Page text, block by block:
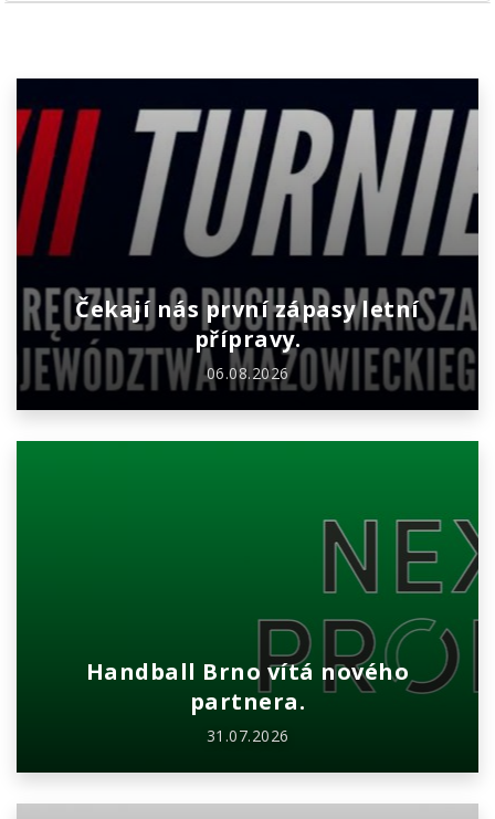
Čekají nás první zápasy letní
přípravy.
06.08.2026
Handball Brno vítá nového
partnera.
31.07.2026